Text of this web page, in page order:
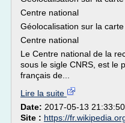
Centre national
Géolocalisation sur la
Centre national
Le Centre national de la
sous le sigle CNRS, est le
français de...
Lire la suite
Date: 2017-05-13 21:33:50
Site : https://